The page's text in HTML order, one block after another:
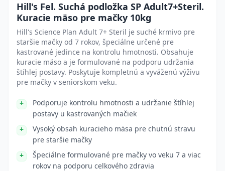
Hill's Fel. Suchá podložka SP Adult7+Steril.
Kuracie mäso pre mačky 10kg
Hill's Science Plan Adult 7+ Steril je suché krmivo pre
staršie mačky od 7 rokov, špeciálne určené pre
kastrované jedince na kontrolu hmotnosti. Obsahuje
kuracie mäso a je formulované na podporu udržania
štíhlej postavy. Poskytuje kompletnú a vyváženú výživu
pre mačky v seniorskom veku.
Podporuje kontrolu hmotnosti a udržanie štíhlej
postavy u kastrovaných mačiek
Vysoký obsah kuracieho mäsa pre chutnú stravu
pre staršie mačky
Špeciálne formulované pre mačky vo veku 7 a viac
rokov na podporu celkového zdravia